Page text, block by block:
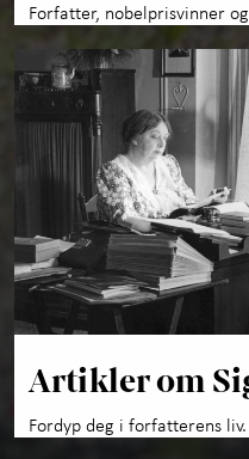
Forfatter, nobelprisvinner
Artikler om
Fordyp deg i forfatterens liv.